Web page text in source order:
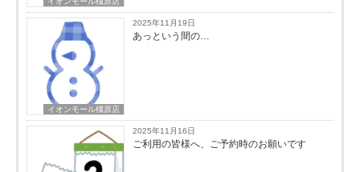
イオンモール橿原店
2025年11月19日
あっという間の…
2025年11月16日
ご利用の皆様へ、ご予約時のお願いです